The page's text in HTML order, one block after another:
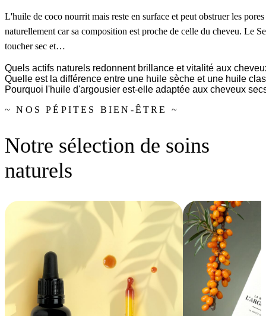
L'huile de coco nourrit mais reste en surface et peut obstruer les
naturellement car sa composition est proche de celle du cheveu. Le
toucher sec et…
Quels actifs naturels redonnent brillance et vitalité aux
Quelle est la différence entre une huile sèche et une huile
Pourquoi l'huile d'argousier est-elle adaptée aux cheveux
~ NOS PÉPITES BIEN-ÊTRE ~
Notre sélection de soins
naturels